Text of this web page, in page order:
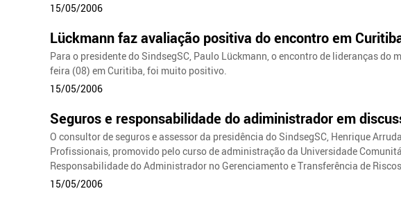
15/05/2006
Lückmann faz avaliação positiva do encontro em
Para o presidente do SindsegSC, Paulo Lückmann, o encontro de lideranças do
feira (08) em Curitiba, foi muito positivo.
15/05/2006
Seguros e responsabilidade do adiministrador em
O consultor de seguros e assessor da presidência do SindsegSC, Henrique
Profissionais, promovido pelo curso de administração da Universidade
Responsabilidade do Administrador no Gerenciamento e Transferência de
15/05/2006